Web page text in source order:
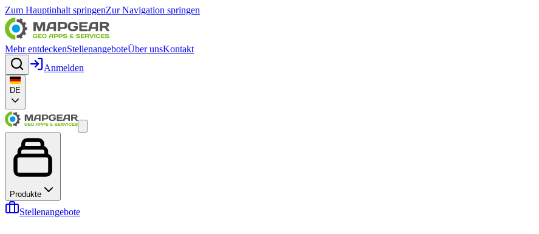
Zum Hauptinhalt springenZur Navigation springen
Mehr entdeckenStellenangeboteÜber unsKontakt
Anmelden
DE
Produkte
Stellenangebote